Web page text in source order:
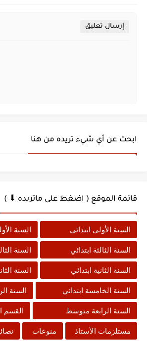
إرسال تعليق
ابحث عن أي شيء تريده من هنا
قائمة الموقع ( اضغط على ماتريده ⬇ )
السنة الأولى ابتدائي السنة
السنة الثالثة ابتدائي السنة
السنة الثانية ابتدائي السنة
السنة الخامسة ابتدائي السنة
السنة الرابعة متوسط القسم
مستلزمات الأستاذ منوعات